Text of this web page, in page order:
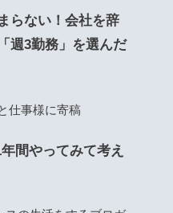
らない！会社を辞
週3勤務」を選んだ
仕事様に寄稿
間やってみて考え